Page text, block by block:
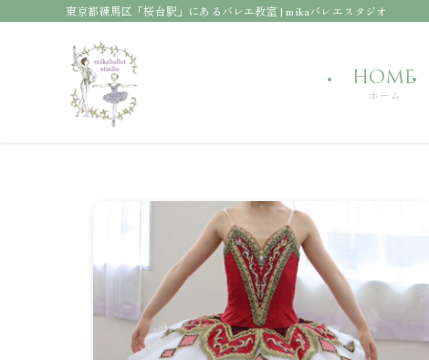
東京都練馬区「桜台駅」にあるバレエ教室 | mikaバレエスタジオ
HOME
ホーム